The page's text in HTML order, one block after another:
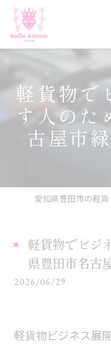
軽貨物で
す人のた
古屋市
愛知県豊
軽貨物でビジ
県豊田市名古
2026/06/29
軽貨物ビジネス展